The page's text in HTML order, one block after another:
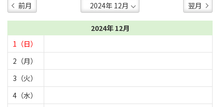
前月 翌月
2024年 12月
1（日）
2（月）
3（火）
4（水）